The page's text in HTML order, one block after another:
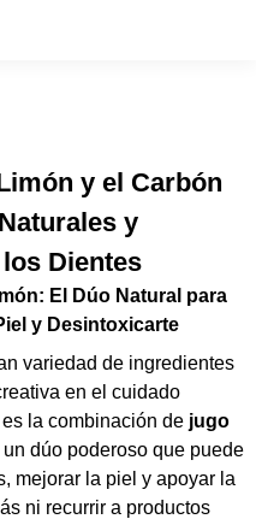
y el Carbón
y
Dientes
El Dúo Natural para
y Desintoxicarte
variedad de ingredientes
en el cuidado
la combinación de jugo
un dúo poderoso que puede
mejorar la piel y apoyar la
ni recurrir a productos